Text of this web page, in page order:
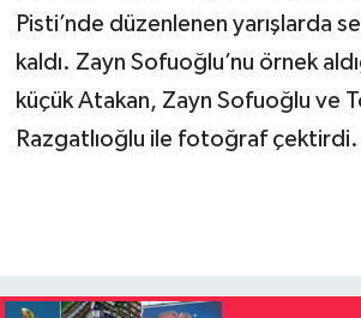
Pisti’nde düzenlenen yarışlarda
kaldı. Zayn Sofuoğlu’nu örnek
küçük Atakan, Zayn Sofuoğlu ve
Razgatlıoğlu ile fotoğraf çektirdi.